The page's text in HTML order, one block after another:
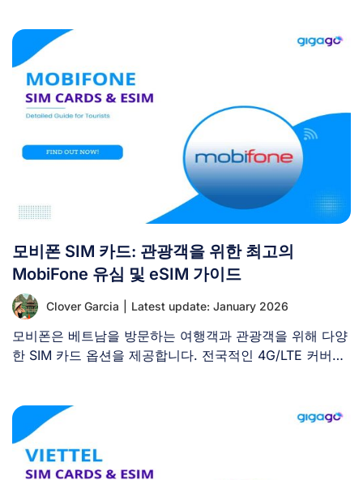
모비폰 SIM 카드: 관광객을 위한 최고의
MobiFone 유심 및 eSIM 가이드
Clover Garcia Latest update: January 2026
모비폰은 베트남을 방문하는 여행객과 관광객을 위해 다양
한 SIM 카드 옵션을 제공합니다. 전국적인 4G/LTE 커버리